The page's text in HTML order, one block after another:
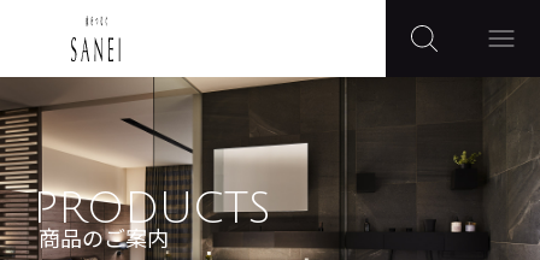
PRODUCTS
商品のご案内